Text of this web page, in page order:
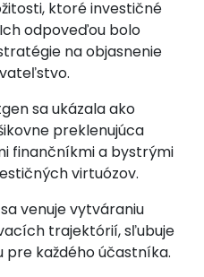
ktoré investičné
odpoveďou bolo
na objasnenie
sa ukázala ako
preklenujúca
finančníkmi a bystrými
virtuózov.
venuje vytváraniu
trajektórií, sľubuje
pre každého účastníka.